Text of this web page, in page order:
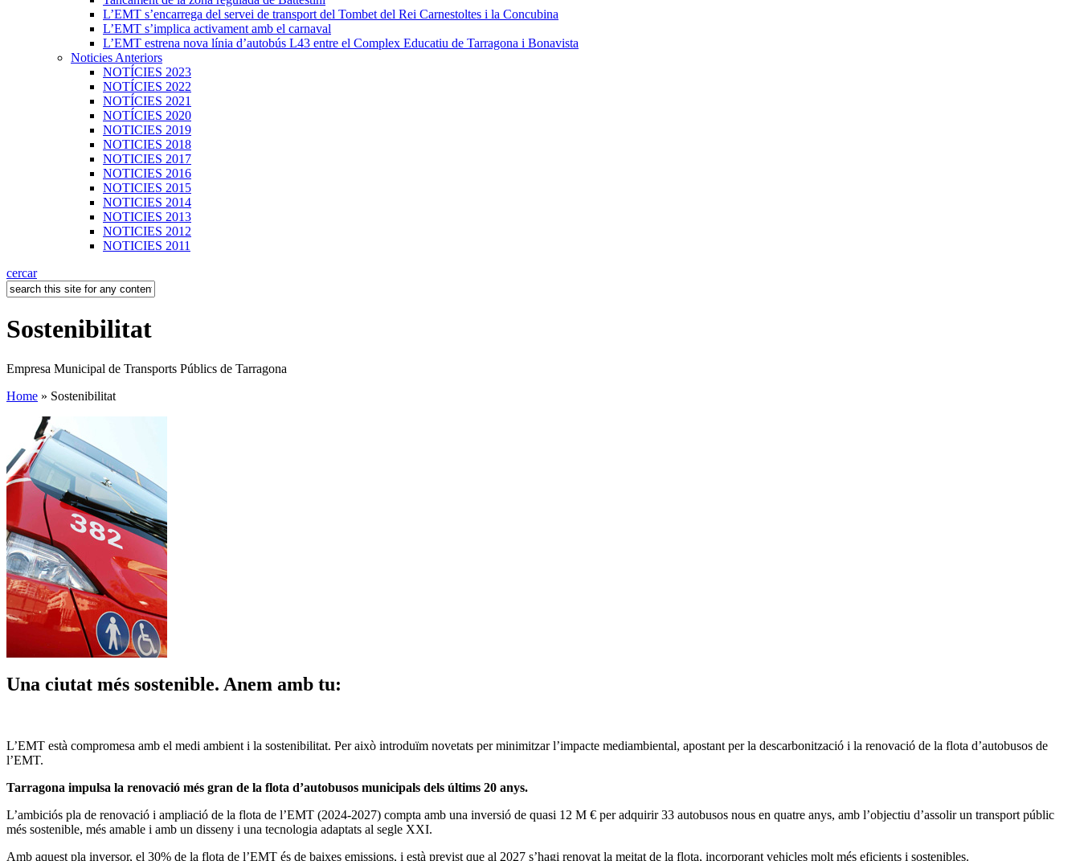
L’EMT s’encarrega del servei de transport del Tombet del Rei Carnestoltes i la Concubina
L’EMT s’implica activament amb el carnaval
L’EMT estrena nova línia d’autobús L43 entre el Complex Educatiu de Tarragona i Bonavista
Noticies Anteriors
NOTÍCIES 2023
NOTÍCIES 2022
NOTÍCIES 2021
NOTÍCIES 2020
NOTICIES 2019
NOTICIES 2018
NOTICIES 2017
NOTICIES 2016
NOTICIES 2015
NOTICIES 2014
NOTICIES 2013
NOTICIES 2012
NOTICIES 2011
cercar
Sostenibilitat
Empresa Municipal de Transports Públics de Tarragona
Home » Sostenibilitat
Una ciutat més sostenible. Anem amb tu:
L’EMT està compromesa amb el medi ambient i la sostenibilitat. Per això introduïm novetats per minimitzar l’impacte mediambiental, apostant per la descarbonització i la renovació de la flota d’autobusos de
l’EMT.
Tarragona impulsa la renovació més gran de la flota d’autobusos municipals dels últims 20 anys.
L’ambiciós pla de renovació i ampliació de la flota de l’EMT (2024-2027) compta amb una inversió de quasi 12 M € per adquirir 33 autobusos nous en quatre anys, amb l’objectiu d’assolir un transport públic
més sostenible, més amable i amb un disseny i una tecnologia adaptats al segle XXI.
Amb aquest pla inversor, el 30% de la flota de l’EMT és de baixes emissions, i està previst que al 2027 s’hagi renovat la meitat de la flota, incorporant vehicles molt més eficients i sostenibles.